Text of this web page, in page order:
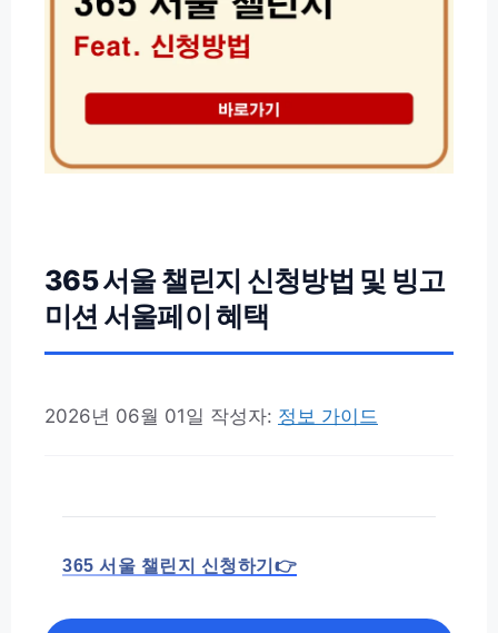
365 서울 챌린지 신청방법 및 빙고
미션 서울페이 혜택
2026년 06월 01일 작성자: 정보 가이드
365 서울 챌린지 신청하기👉